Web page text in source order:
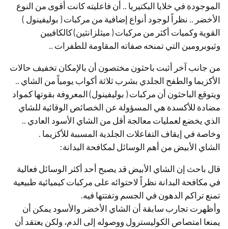
الموجودة في خلايا البكتيريا .. أن فاعليته كانت أقوى من النوع
الأخضر .. نظراً لوجود أنواع إضافية من مركبات ( بوليفينول )
القوية وكميات أكثر من مركبات ( ميثلزانثين) كالكافيين
وثيوبرومين التي تمنحه صفاته المقاومة للطفرات ..
من جانب آخر أثبت باحثون مختصون أن بالإمكان تخفيف حالات
الأكزيما والطفح الجلدي بشرب ثلاثة أكواب يومياً من الشاي ..
ويتوقع الباحثون أن مركبات ( بوليفينول) المعروفة بقوتها كمواد
مضادة للأكسدة هي المسؤولة عن الخصائص الوقائية للشاي
الذي يخضع لعمليات معالجة أقل من الشاي الأسود العادي ..
وخاصة في إيقاف التفاعلات الجلدية المسببة للأكزيما .
الشاي الأبيض من أهم الوسائل لمكافحة البدانة:
قال باحث إن الشاي الأبيض قد يصبح أحد أكثر الوسائل فعالية
في مكافحة البدانة نظراً لاحتوائه على مركبات كيميائية طبيعية
تمنع تراكم الدهون في الجسم وتفتتها فيه.
وأظهرت تجارب سابقة أن الشاي الأخضر والأسود يمكن أن
يمنعا امتصاص الكوليسترول ووصوله إلى الدم، ولكن يعتقد أن